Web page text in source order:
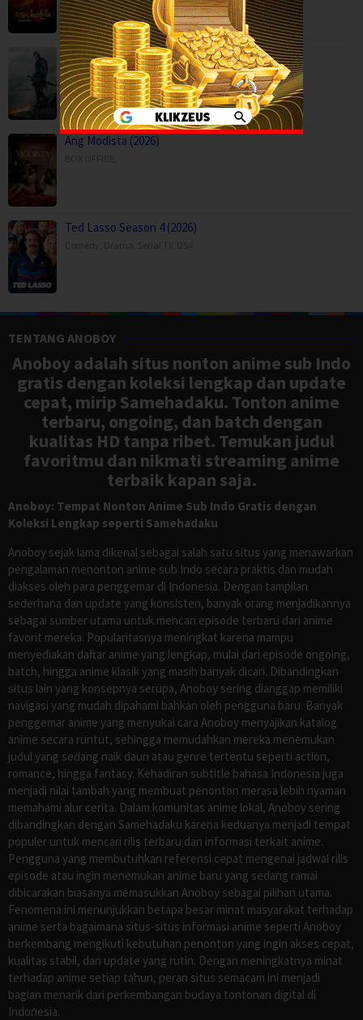
Son of Revenge – The Story of Kalevala (…
Action,Drama,Movies,Finland
Ang Modista (2026)
Ted Lasso Season 4 (2026)
TENTANG ANOBOY
Anoboy adalah situs nonton anime sub Indo
gratis dengan koleksi lengkap dan update
cepat, mirip Samehadaku. Tonton anime
terbaru, ongoing, dan batch dengan
kualitas HD tanpa ribet. Temukan judul
favoritmu dan nikmati streaming anime
terbaik kapan saja.
Anoboy: Tempat Nonton Anime Sub Indo Gratis dengan
Koleksi Lengkap seperti Samehadaku
Anoboy sejak lama dikenal sebagai salah satu situs yang menawarkan
pengalaman menonton anime sub Indo secara praktis dan mudah
diakses oleh para penggemar di Indonesia. Dengan tampilan
sederhana dan update yang konsisten, banyak orang menjadikannya
sebagai sumber utama untuk mencari episode terbaru dari anime
favorit mereka. Popularitasnya meningkat karena mampu
menyediakan daftar anime yang lengkap, mulai dari episode ongoing,
batch, hingga anime klasik yang masih banyak dicari. Dibandingkan
situs lain yang konsepnya serupa, Anoboy sering dianggap memiliki
navigasi yang mudah dipahami bahkan oleh pengguna baru. Banyak
penggemar anime yang menyukai cara Anoboy menyajikan katalog
anime secara runtut, sehingga memudahkan mereka menemukan
judul yang sedang naik daun atau genre tertentu seperti action,
romance, hingga fantasy. Kehadiran subtitle bahasa Indonesia juga
menjadi nilai tambah yang membuat penonton merasa lebih nyaman
memahami alur cerita. Dalam komunitas anime lokal, Anoboy sering
dibandingkan dengan Samehadaku karena keduanya menjadi tempat
populer untuk mencari rilis terbaru dan informasi terkait anime.
Pengguna yang membutuhkan referensi cepat mengenai jadwal rilis
episode atau ingin menemukan anime baru yang sedang ramai
dibicarakan biasanya memasukkan Anoboy sebagai pilihan utama.
Fenomena ini menunjukkan betapa besar minat masyarakat terhadap
anime serta bagaimana situs-situs informasi anime seperti Anoboy
berkembang mengikuti kebutuhan penonton yang ingin akses cepat,
kualitas stabil, dan update yang rutin. Dengan meningkatnya minat
terhadap anime setiap tahun, peran situs semacam ini menjadi
bagian menarik dari perkembangan budaya tontonan digital di
Indonesia.